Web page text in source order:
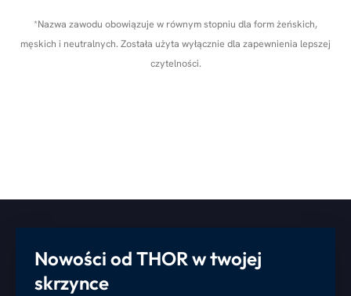
*Nazwa zawodu obowiązuje w równym stopniu dla form żeńskich,
męskich i neutralnych. Została użyta wyłącznie dla zapewnienia lepszej
czytelności.
Nowości od THOR w twojej
skrzynce